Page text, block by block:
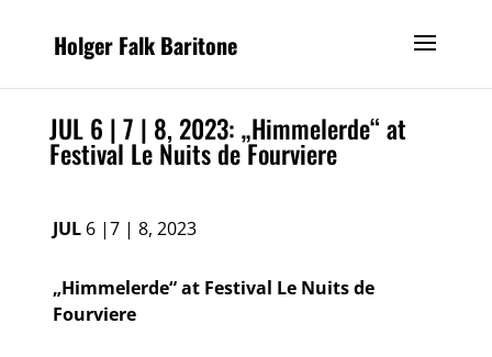
Holger Falk Baritone
JUL 6 | 7 | 8, 2023: „Himmelerde“ at
Festival Le Nuits de Fourviere
JUL 6 |7 | 8, 2023
„Himmelerde“ at Festival Le Nuits de
Fourviere